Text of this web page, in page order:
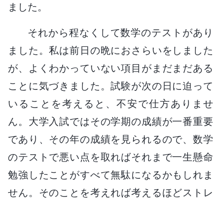
ました。
それから程なくして数学のテストがあり
ました。私は前日の晩におさらいをしました
が、よくわかっていない項目がまだまだある
ことに気づきました。試験が次の日に迫って
いることを考えると、不安で仕方ありませ
ん。大学入試ではその学期の成績が一番重要
であり、その年の成績を見られるので、数学
のテストで悪い点を取ればそれまで一生懸命
勉強したことがすべて無駄になるかもしれま
せん。そのことを考えれば考えるほどストレ